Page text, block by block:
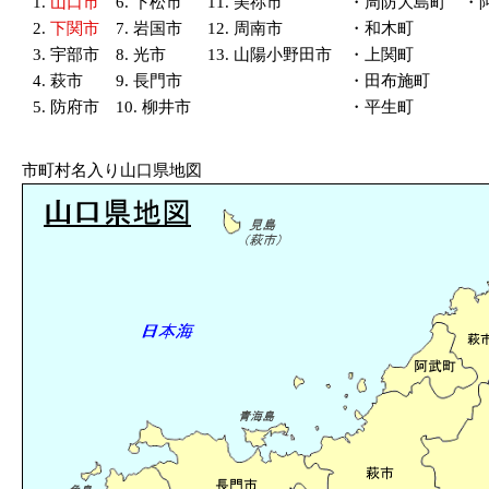
2. 下関市
3. 宇部市
4. 萩市
5. 防府市
7. 岩国市
8. 光市
9. 長門市
10. 柳井市
12. 周南市
13. 山陽小野田市
・和木町
・上関町
・田布施町
・平生町
市町村名入り山口県地図